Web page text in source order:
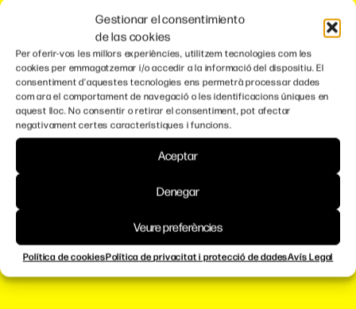
Gestionar el consentimiento
de las cookies
Per oferir-vos les millors experiències, utilitzem tecnologies com les
cookies per emmagatzemar i/o accedir a la informació del dispositiu. El
consentiment d'aquestes tecnologies ens permetrà processar dades
com ara el comportament de navegació o les identificacions úniques en
aquest lloc. No consentir o retirar el consentiment, pot afectar
negativament certes característiques i funcions.
Aceptar
Denegar
Veure preferències
Política de cookiesPolítica de privacitat i protecció de dadesAvís Legal